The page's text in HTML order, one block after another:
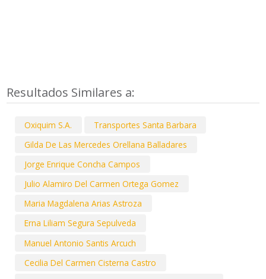
Resultados Similares a:
Oxiquim S.A.
Transportes Santa Barbara
Gilda De Las Mercedes Orellana Balladares
Jorge Enrique Concha Campos
Julio Alamiro Del Carmen Ortega Gomez
Maria Magdalena Arias Astroza
Erna Liliam Segura Sepulveda
Manuel Antonio Santis Arcuch
Cecilia Del Carmen Cisterna Castro